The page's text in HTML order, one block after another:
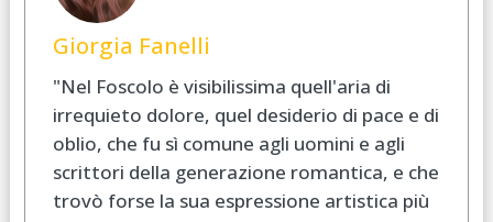
Giorgia Fanelli
"Nel Foscolo è visibilissima quell'aria di
irrequieto dolore, quel desiderio di pace e di
oblio, che fu sì comune agli uomini e agli
scrittori della generazione romantica, e che
trovò forse la sua espressione artistica più